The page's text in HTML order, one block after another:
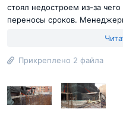
стоял недостроем из-за
переносы сроков.
свежим бетоном. Делайте
ранних отчетах о
http://dl3.joxi.net/drive/2017/
Прикреплено 2 файла